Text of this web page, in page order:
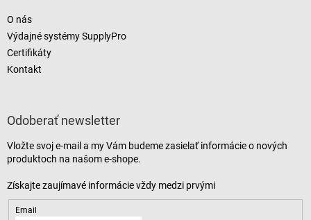
O nás
Výdajné systémy SupplyPro
Certifikáty
Kontakt
Odoberať newsletter
Vložte svoj e-mail a my Vám budeme zasielať informácie o nových
produktoch na našom e-shope.
Email